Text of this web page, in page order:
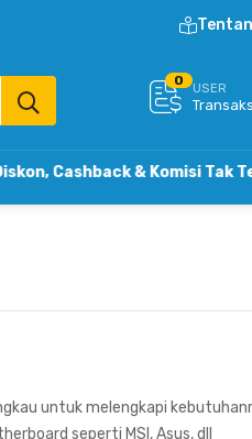
0
USER
& Komisi Tak
untuk melengkapi
seperti MSI, Asus, dll